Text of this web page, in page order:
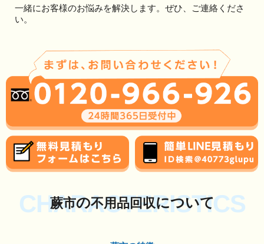
一緒にお客様のお悩みを解決します。ぜひ、ご連絡くださ
い。
CHARACTERISTICS
蕨市の不用品回収について